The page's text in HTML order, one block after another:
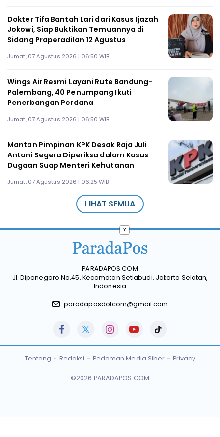
Dokter Tifa Bantah Lari dari Kasus Ijazah
Jokowi, Siap Buktikan Temuannya di
Sidang Praperadilan 12 Agustus
Jumat, 07 Agustus 2026 | 06:50 WIB
Wings Air Resmi Layani Rute Bandung-
Palembang, 40 Penumpang Ikuti
Penerbangan Perdana
Jumat, 07 Agustus 2026 | 06:50 WIB
Mantan Pimpinan KPK Desak Raja Juli
Antoni Segera Diperiksa dalam Kasus
Dugaan Suap Menteri Kehutanan
Jumat, 07 Agustus 2026 | 06:25 WIB
LIHAT SEMUA
PARADAPOS.COM
Jl. Diponegoro No.45, Kecamatan Setiabudi, Jakarta Selatan,
Indonesia
paradaposdotcom@gmail.com
Tentang Redaksi Pedoman Media Siber Privacy
©2026 PARADAPOS.COM
x